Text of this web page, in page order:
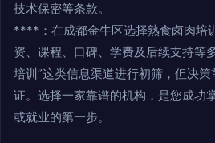
技术保密等条款。
****：在成都金牛区选择熟食卤肉培
资、课程、口碑、学费及后续支持等
培训”这类信息渠道进行初筛，但决
证。选择一家靠谱的机构，是您成功
或就业的第一步。